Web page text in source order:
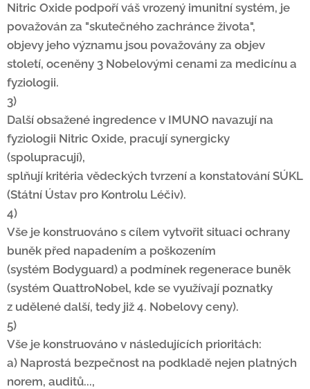
Nitric Oxide podpoří váš vrozený imunitní systém, je
považován za "skutečného zachránce života",
objevy jeho významu jsou považovány za objev
století, oceněny 3 Nobelovými cenami za medicínu a
fyziologii.
3)
Další obsažené ingredence v IMUNO navazují na
fyziologii Nitric Oxide, pracují synergicky
(spolupracují),
splňují kritéria vědeckých tvrzení a konstatování SÚKL
(Státní Ústav pro Kontrolu Léčiv).
4)
Vše je konstruováno s cílem vytvořit situaci ochrany
buněk před napadením a poškozením
(systém Bodyguard) a podmínek regenerace buněk
(systém QuattroNobel, kde se využívají poznatky
z udělené další, tedy již 4. Nobelovy ceny).
5)
Vše je konstruováno v následujících prioritách:
a) Naprostá bezpečnost na podkladě nejen platných
norem, auditů...,